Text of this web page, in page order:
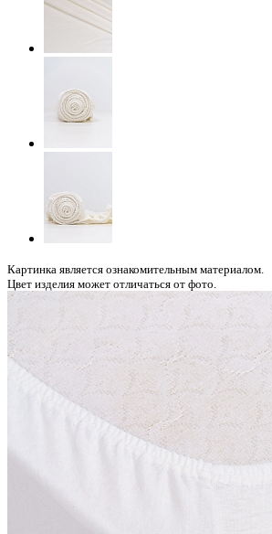
Картинка является ознакомительным материалом.
Цвет изделия может отличаться от фото.